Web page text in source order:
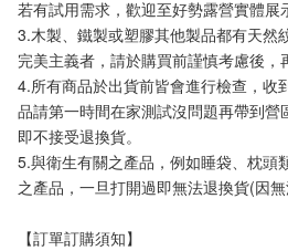
若有試用需求，歡迎至好勢露營實體展
3.木製、鐵製或塑膠其他製品都有天然
完美主義者，請於購買前謹慎考慮後，
4.所有商品於出貨前皆會進行檢查，收
品請第一時間在家測試沒問題再帶到營
即不接受退換貨。
5.與衛生有關之產品，例如睡袋、枕頭
之產品，一旦打開過即無法退換貨(因
【訂單訂購須知】